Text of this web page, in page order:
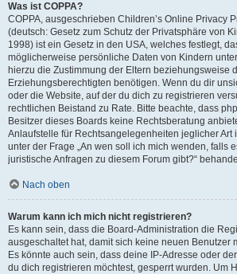
Was ist COPPA?
COPPA, ausgeschrieben Children’s Online Privacy
(deutsch: Gesetz zum Schutz der Privatsphäre von
1998) ist ein Gesetz in den USA, welches festlegt,
möglicherweise persönliche Daten von Kindern
hierzu die Zustimmung der Eltern beziehungsweise
Erziehungsberechtigten benötigen. Wenn du dir
oder die Website, auf der du dich zu registrieren
rechtlichen Beistand zu Rate. Bitte beachte, dass
Besitzer dieses Boards keine Rechtsberatung
Anlaufstelle für Rechtsangelegenheiten jeglicher Art
unter der Frage „An wen soll ich mich wenden, falls
juristische Anfragen zu diesem Forum gibt?“
Nach oben
Warum kann ich mich nicht registrieren?
Es kann sein, dass die Board-Administration die
ausgeschaltet hat, damit sich keine neuen Benutzer
Es könnte auch sein, dass deine IP-Adresse oder
du dich registrieren möchtest, gesperrt wurden. Um